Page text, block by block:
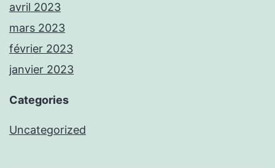
avril 2023
mars 2023
février 2023
janvier 2023
Categories
Uncategorized